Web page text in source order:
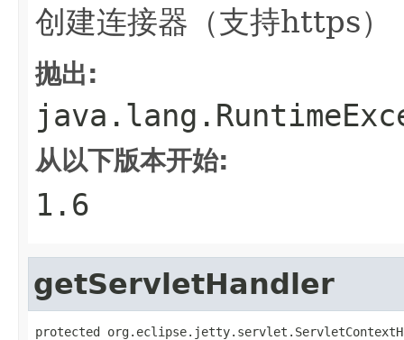
创建连接器（支持https）
抛出:
从以下版本开始:
1.6
getServletHandler
protected